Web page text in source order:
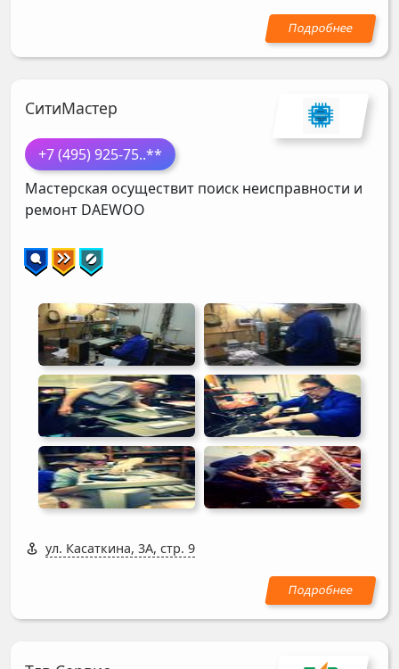
СитиМастер
+7 (495) 925-75..**
Мастерская осуществит поиск неисправности и
ремонт DAEWOO
ул. Касаткина, 3А, стр. 9